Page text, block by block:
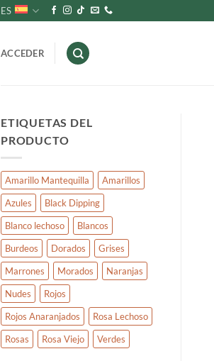
ES
ACCEDER
ETIQUETAS DEL
PRODUCTO
Amarillo Mantequilla
Amarillos
Azules
Black Dipping
Blanco lechoso
Blancos
Burdeos
Dorados
Grises
Marrones
Morados
Naranjas
Nudes
Rojos
Rojos Anaranjados
Rosa Lechoso
Rosas
Rosa Viejo Verdes